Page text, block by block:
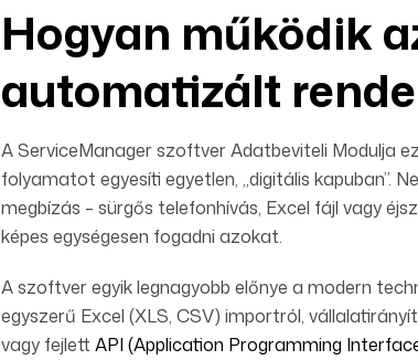
Hogyan működik
automatizált
A ServiceManager szoftver Adatbeviteli Modulja
folyamatot egyesíti egyetlen, „digitális kapuban”.
megbízás – sürgős telefonhívás, Excel fájl vagy
képes egységesen fogadni azokat.
A szoftver egyik legnagyobb előnye a modern
egyszerű Excel (XLS, CSV) importról,
vagy fejlett API (Application Programming